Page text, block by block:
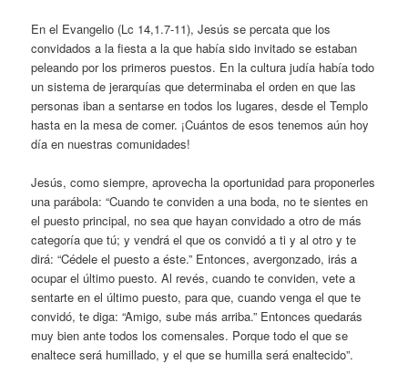
En el Evangelio (Lc 14,1.7-11), Jesús se percata que los
convidados a la fiesta a la que había sido invitado se estaban
peleando por los primeros puestos. En la cultura judía había todo
un sistema de jerarquías que determinaba el orden en que las
personas iban a sentarse en todos los lugares, desde el Templo
hasta en la mesa de comer. ¡Cuántos de esos tenemos aún hoy
día en nuestras comunidades!
Jesús, como siempre, aprovecha la oportunidad para proponerles
una parábola: “Cuando te conviden a una boda, no te sientes en
el puesto principal, no sea que hayan convidado a otro de más
categoría que tú; y vendrá el que os convidó a ti y al otro y te
dirá: “Cédele el puesto a éste.” Entonces, avergonzado, irás a
ocupar el último puesto. Al revés, cuando te conviden, vete a
sentarte en el último puesto, para que, cuando venga el que te
convidó, te diga: “Amigo, sube más arriba.” Entonces quedarás
muy bien ante todos los comensales. Porque todo el que se
enaltece será humillado, y el que se humilla será enaltecido”.